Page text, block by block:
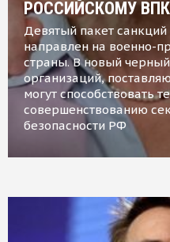
РОССИЙСКОМУ ВПК
Девятый пакет санкций
направлен на военно-
страны. В новый
организаций,
могут способствовать
совершенствованию
безопасности РФ